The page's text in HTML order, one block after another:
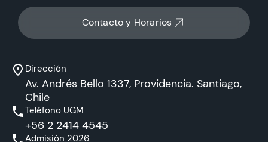
Contacto y Horarios
Dirección
Av. Andrés Bello 1337, Providencia. Santiago,
Chile
Teléfono UGM
+56 2 2414 4545
Admisión 2026